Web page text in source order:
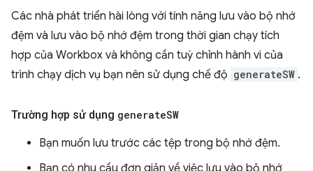
Các nhà phát triển hài lòng với tính năng lưu vào bộ nhớ
đệm và lưu vào bộ nhớ đệm trong thời gian chạy tích
hợp của Workbox và không cần tuỳ chỉnh hành vi của
trình chạy dịch vụ bạn nên sử dụng chế độ generateSW .
Trường hợp sử dụng generateSW
Bạn muốn lưu trước các tệp trong bộ nhớ đệm.